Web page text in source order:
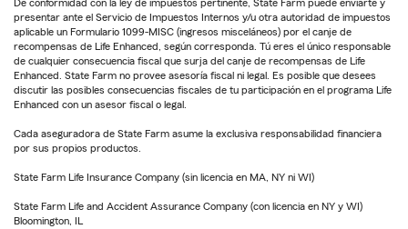
De conformidad con la ley de impuestos pertinente, State Farm puede enviarte y
presentar ante el Servicio de Impuestos Internos y/u otra autoridad de impuestos
aplicable un Formulario 1099-MISC (ingresos misceláneos) por el canje de
recompensas de Life Enhanced, según corresponda. Tú eres el único responsable
de cualquier consecuencia fiscal que surja del canje de recompensas de Life
Enhanced. State Farm no provee asesoría fiscal ni legal. Es posible que desees
discutir las posibles consecuencias fiscales de tu participación en el programa Life
Enhanced con un asesor fiscal o legal.
Cada aseguradora de State Farm asume la exclusiva responsabilidad financiera
por sus propios productos.
State Farm Life Insurance Company (sin licencia en MA, NY ni WI)
State Farm Life and Accident Assurance Company (con licencia en NY y WI)
Bloomington, IL